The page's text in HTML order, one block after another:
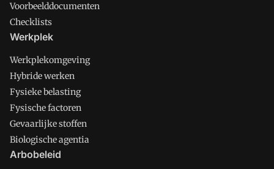
Voorbeelddocumenten
Checklists
Werkplek
Werkplekomgeving
Hybride werken
Fysieke belasting
Fysische factoren
Gevaarlijke stoffen
Biologische agentia
Arbobeleid